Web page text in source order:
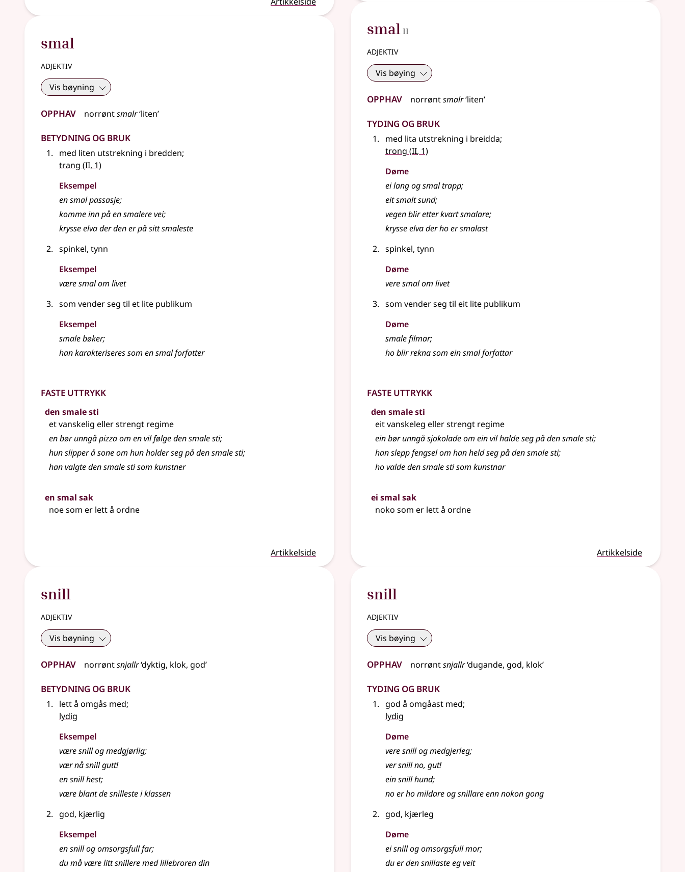
smal
adjektiv
Vis bøyning
Opphav norrøntsmalr‘liten’
Betydning og bruk
med liten utstrekning i bredden;
trang (2
II, 1)
Eksempel
ensmalpassasje;
komme inn på en smalere vei;
krysse elva der den er på sitt smaleste
spinkel, tynn
Eksempel
væresmalom livet
som vender seg til et lite publikum
Eksempel
smale bøker;
han karakteriseres som en smal forfatter
Faste uttrykk
den smale sti
et vanskelig eller strengt regime
en bør unngå pizza om en vil følge den smale sti;
hun slipper å sone om hun holder seg på den smale sti;
han valgte den smale sti som kunstner
en smal sak
noe som er lett å ordne
Artikkelside
snill
adjektiv
Vis bøyning
Opphav norrøntsnjallr‘dyktig, klok, god’
Betydning og bruk
lett å omgås med;
lydig
Eksempel
væresnillog medgjørlig;
vær nåsnillgutt!
ensnillhest;
være blant de snilleste i klassen
god, kjærlig
Eksempel
ensnillog omsorgsfull far;
du må være litt snillere med lillebroren din
smal II
adjektiv
Vis bøying
Opphav norrøntsmalr‘liten’
Tyding og bruk
med lita utstrekning i breidda;
trong (2
II, 1)
Døme
ei lang og smal trapp;
eit smalt sund;
vegen blir etter kvart smalare;
krysse elva der ho er smalast
spinkel, tynn
Døme
vere smal om livet
som vender seg til eit lite publikum
Døme
smale filmar;
ho blir rekna som ein smal forfattar
Faste uttrykk
den smale sti
eit vanskeleg eller strengt regime
ein bør unngå sjokolade om ein vil halde seg på den smale sti;
han slepp fengsel om han held seg på den smale sti;
ho valde den smale sti som kunstnar
ei smal sak
noko som er lett å ordne
Artikkelside
snill
adjektiv
Vis bøying
Opphav norrøntsnjallr‘dugande, god, klok’
Tyding og bruk
god å omgåast med;
lydig
Døme
vere snill og medgjerleg;
ver snill no, gut!
ein snill hund;
no er ho mildare og snillare enn nokon gong
god, kjærleg
Døme
ei snill og omsorgsfull mor;
du er den snillaste eg veit